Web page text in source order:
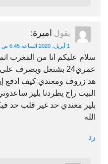
يقول اميرة:
1 أبريل، 2020 الساعة 6:45 ص
سلام عليكم انا من المغرب
عمري24 بشتغل
هد زروف ومعندي كيف ادفع
البيت راح يطردنا بليز
بليز معندي حد غير قلب حد
الله
رد